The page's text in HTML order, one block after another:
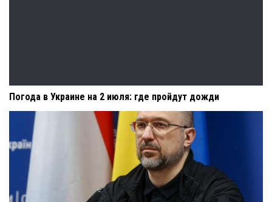
Погода в Украине на 2 июля: где пройдут дожди